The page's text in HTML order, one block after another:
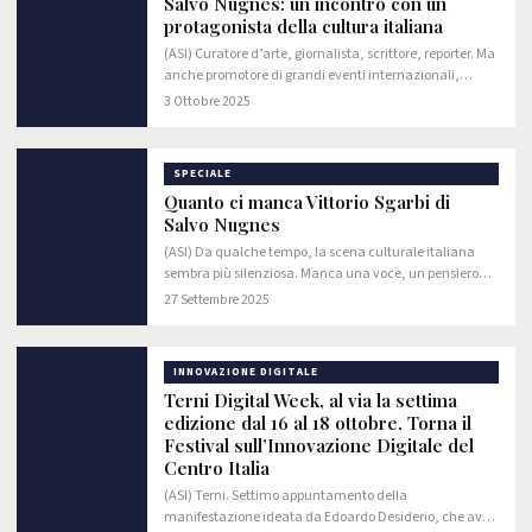
protagonista della cultura italiana
(ASI) Curatore d’arte, giornalista, scrittore, reporter. Ma
anche promotore di grandi eventi internazionali,
manager di personalità del calibro di Vittorio Sgarbi,
3 Ottobre 2025
SPECIALE
Quanto ci manca Vittorio Sgarbi di
Salvo Nugnes
(ASI) Da qualche tempo, la scena culturale italiana
sembra più silenziosa. Manca una voce, un pensiero
tagliente, una personalità capace di illuminare e
27 Settembre 2025
INNOVAZIONE DIGITALE
Terni Digital Week, al via la settima
edizione dal 16 al 18 ottobre. Torna il
Festival sull’Innovazione Digitale del
Centro Italia
(ASI) Terni. Settimo appuntamento della
manifestazione ideata da Edoardo Desiderio, che avrà